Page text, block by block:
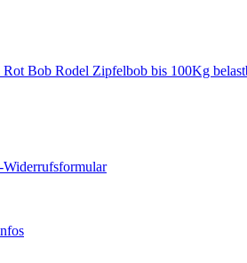
Bob Rodel Zipfelbob bis 100Kg